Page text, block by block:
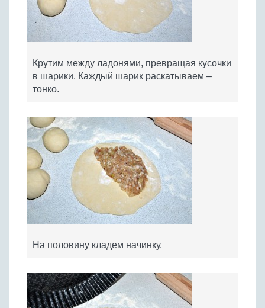
Крутим между ладонями, превращая кусочки
в шарики. Каждый шарик раскатываем –
тонко.
На половину кладем начинку.